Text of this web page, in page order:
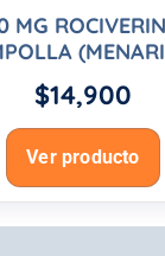
MG
$14,900
Ver producto